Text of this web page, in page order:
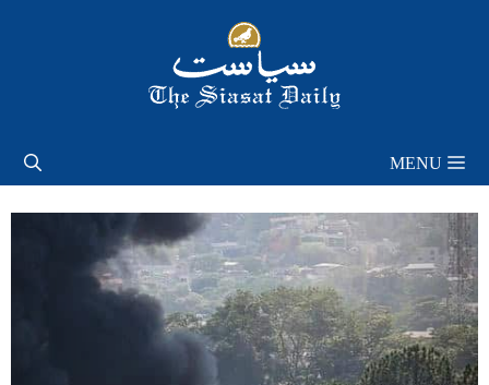
MENU